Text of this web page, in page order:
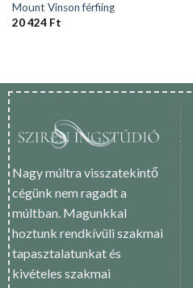
Mount Vinson férfiing
20 424 Ft
Nagy múltra visszatekintő
cégünk nem ragadt a
múltban. Magunkkal
hoztunk rendkívüli szakmai
tapasztalatunkat és
kivételes szakmai